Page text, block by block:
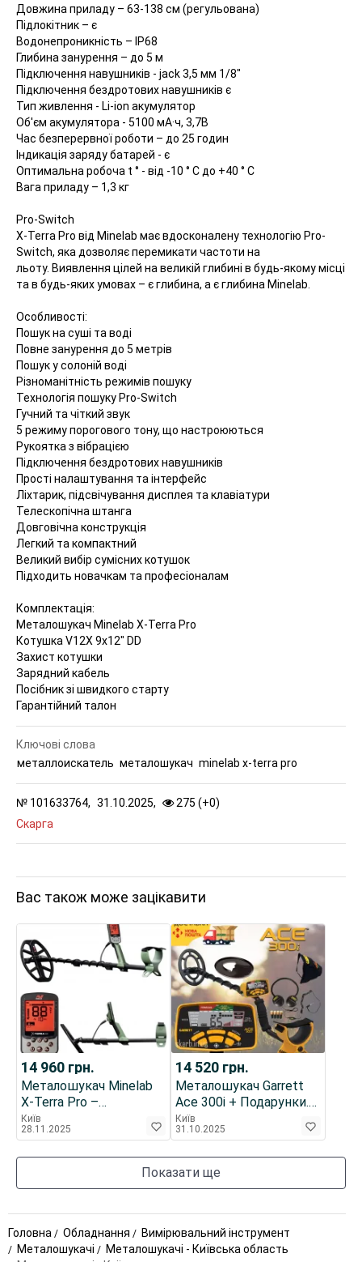
Довжина приладу – 63-138 см (регульована)
Підлокітник – є
Водонепроникність – IP68
Глибина занурення – до 5 м
Підключення навушників - jack 3,5 мм 1/8"
Підключення бездротових навушників є
Тип живлення - Li-ion акумулятор
Об'єм акумулятора - 5100 мА·ч, 3,7В
Час безперервної роботи – до 25 годин
Індикація заряду батарей - є
Оптимальна робоча t ° - від -10 ° C до +40 ° C
Вага приладу – 1,3 кг
Pro-Switch
X-Terra Pro від Minelab має вдосконалену технологію Pro-
Switch, яка дозволяє перемикати частоти на
льоту. Виявлення цілей на великій глибині в будь-якому місці
та в будь-яких умовах – є глибина, а є глибина Minelab.
Особливості:
Пошук на суші та воді
Повне занурення до 5 метрів
Пошук у солоній воді
Різноманітність режимів пошуку
Технологія пошуку Pro-Switch
Гучний та чіткий звук
5 режиму порогового тону, що настроюються
Рукоятка з вібрацією
Підключення бездротових навушників
Прості налаштування та інтерфейс
Ліхтарик, підсвічування дисплея та клавіатури
Телескопічна штанга
Довговічна конструкція
Легкий та компактний
Великий вибір сумісних котушок
Підходить новачкам та професіоналам
Комплектація:
Металошукач Minelab X-Terra Pro
Котушка V12X 9x12" DD
Захист котушки
Зарядний кабель
Посібник зі швидкого старту
Гарантійний талон
№ 101633764, 31.10.2025, 275 (+0)
Скарга
Ключові слова
металлоискатель металошукач minelab x-terra pro
Вас також може зацікавити
14 960 грн.
Металошукач Minelab
X-Terra Pro –
Мультичастотний: 5, 10,
15 кГц.
Київ
28.11.2025
14 520 грн.
Металошукач Garrett
Ace 300i + Подарунки.
Оригинал!
Київ
31.10.2025
Показати ще
Головна Обладнання
Вимірювальний інструмент
Металошукачі
Металошукачі - Київська область